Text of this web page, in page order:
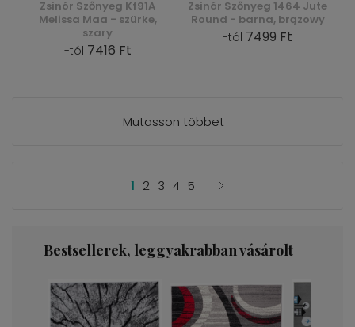
Zsinór Szőnyeg Kf91A
Melissa Maa - szürke,
szary
-tól 7416 Ft
Zsinór Szőnyeg 1464 Jute
Round - barna, brązowy
-tól 7499 Ft
Mutasson többet
1 2 3 4 5
Bestsellerek, leggyakrabban vásárolt